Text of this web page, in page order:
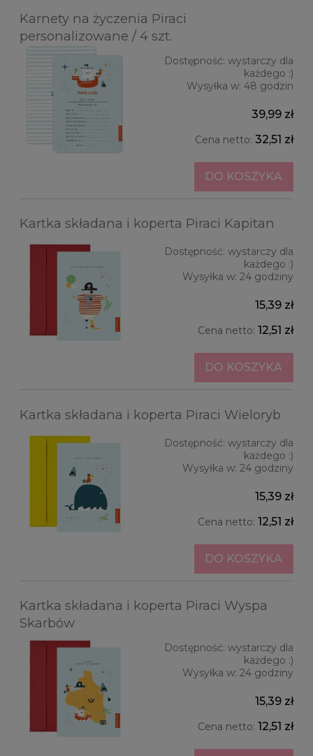
Karnety na życzenia Piraci
personalizowane / 4 szt.
Dostępność: wystarczy dla
każdego :)
Wysyłka w: 48 godzin
39,99 zł
Cena netto: 32,51 zł
DO KOSZYKA
Kartka składana i koperta Piraci Kapitan
Dostępność: wystarczy dla
każdego :)
Wysyłka w: 24 godziny
15,39 zł
Cena netto: 12,51 zł
DO KOSZYKA
Kartka składana i koperta Piraci Wieloryb
Dostępność: wystarczy dla
każdego :)
Wysyłka w: 24 godziny
15,39 zł
Cena netto: 12,51 zł
DO KOSZYKA
Kartka składana i koperta Piraci Wyspa
Skarbów
Dostępność: wystarczy dla
każdego :)
Wysyłka w: 24 godziny
15,39 zł
Cena netto: 12,51 zł